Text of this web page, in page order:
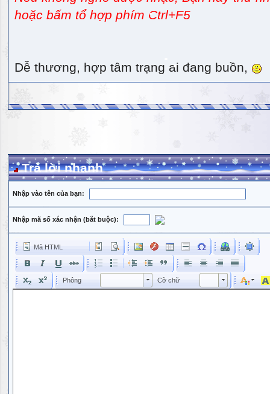
hoặc bấm tổ hợp phím Ctrl+F5
Dễ thương, hợp tâm trạng ai đang buồn,
Trả lời nhanh
Nhập vào tên của bạn:
Nhập mã số xác nhận (bắt buộc):
Mã HTML
Phông Phông Cỡ chữ Kích cỡ phông